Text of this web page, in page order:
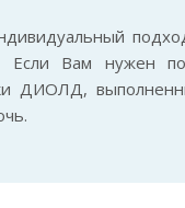
Вам нужен
ДИОЛД,